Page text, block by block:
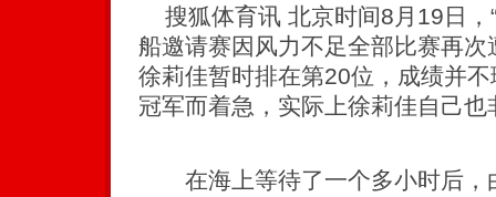
搜狐体育讯 北京时间8月19日，
船邀请赛因风力不足全部比赛再
徐莉佳暂时排在第20位，成绩并
冠军而着急，实际上徐莉佳自己也
在海上等待了一个多小时后，